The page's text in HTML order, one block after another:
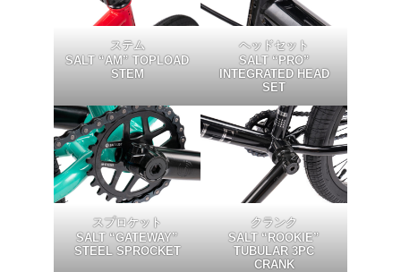
ステム
SALT “AM” TOPLOAD
STEM
ヘッドセット
SALT “PRO”
INTEGRATED HEAD
SET
スプロケット
SALT “GATEWAY”
STEEL SPROCKET
クランク
SALT “ROOKIE”
TUBULAR 3PC
CRANK